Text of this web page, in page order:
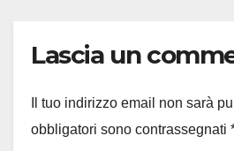
Lascia un
Il tuo indirizzo email non sarà
obbligatori sono contrassegnati